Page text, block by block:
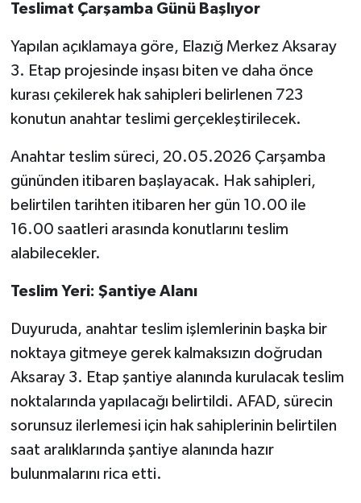
Teslimat Çarşamba Günü Başlıyor
Yapılan açıklamaya göre, Elazığ Merkez Aksaray
3. Etap projesinde inşası biten ve daha önce
kurası çekilerek hak sahipleri belirlenen 723
konutun anahtar teslimi gerçekleştirilecek.
Anahtar teslim süreci, 20.05.2026 Çarşamba
gününden itibaren başlayacak. Hak sahipleri,
belirtilen tarihten itibaren her gün 10.00 ile
16.00 saatleri arasında konutlarını teslim
alabilecekler.
Teslim Yeri: Şantiye Alanı
Duyuruda, anahtar teslim işlemlerinin başka bir
noktaya gitmeye gerek kalmaksızın doğrudan
Aksaray 3. Etap şantiye alanında kurulacak teslim
noktalarında yapılacağı belirtildi. AFAD, sürecin
sorunsuz ilerlemesi için hak sahiplerinin belirtilen
saat aralıklarında şantiye alanında hazır
bulunmalarını rica etti.